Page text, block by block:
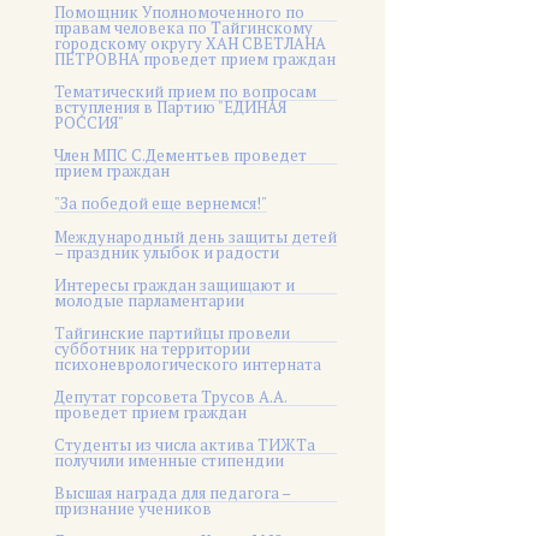
Помощник Уполномоченного по
правам человека по Тайгинскому
городскому округу ХАН СВЕТЛАНА
ПЕТРОВНА проведет прием граждан
Тематический прием по вопросам
вступления в Партию "ЕДИНАЯ
РОССИЯ"
Член МПС С.Дементьев проведет
прием граждан
"За победой еще вернемся!"
Международный день защиты детей
– праздник улыбок и радости
Интересы граждан защищают и
молодые парламентарии
Тайгинские партийцы провели
субботник на территории
психоневрологического интерната
Депутат горсовета Трусов А.А.
проведет прием граждан
Студенты из числа актива ТИЖТа
получили именные стипендии
Высшая награда для педагога –
признание учеников